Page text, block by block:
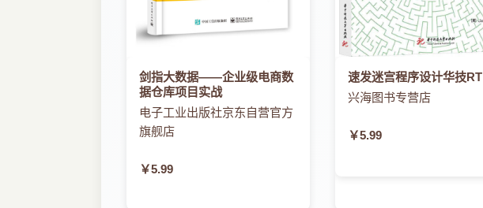
剑指大数据――企业级电商数
据仓库项目实战
电子工业出版社京东自营官方
旗舰店
￥5.99
速发迷宫程序设计华技RT
兴海图书专营店
￥5.99